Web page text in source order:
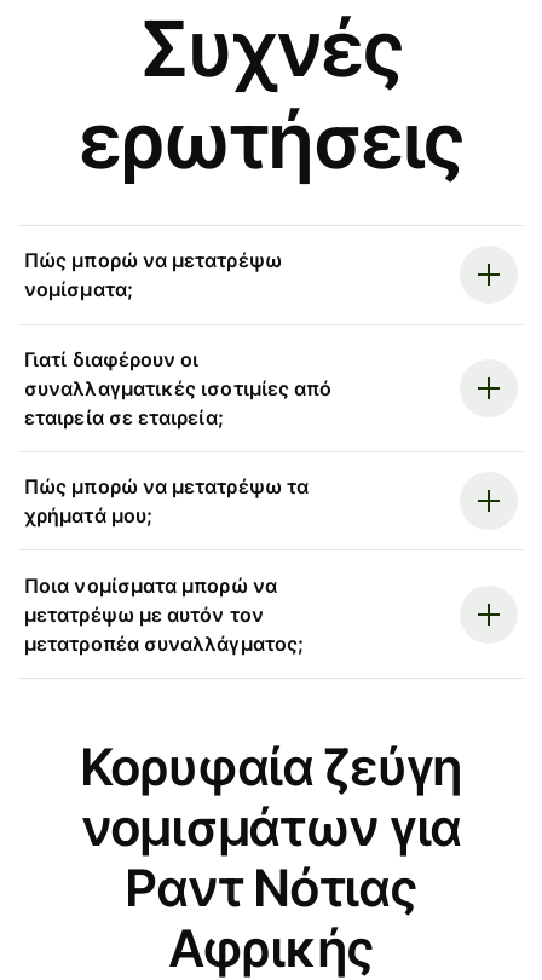
Συχνές
ερωτήσεις
Πώς μπορώ να μετατρέψω
νομίσματα;
Γιατί διαφέρουν οι
συναλλαγματικές ισοτιμίες από
εταιρεία σε εταιρεία;
Πώς μπορώ να μετατρέψω τα
χρήματά μου;
Ποια νομίσματα μπορώ να
μετατρέψω με αυτόν τον
μετατροπέα συναλλάγματος;
Κορυφαία ζεύγη
νομισμάτων για
Ραντ Νότιας
Αφρικής